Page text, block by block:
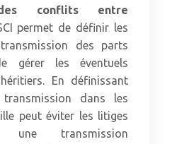
conflits entre
permet de définir les
des parts
gérer les éventuels
En définissant
dans les
peut éviter les litiges
transmission